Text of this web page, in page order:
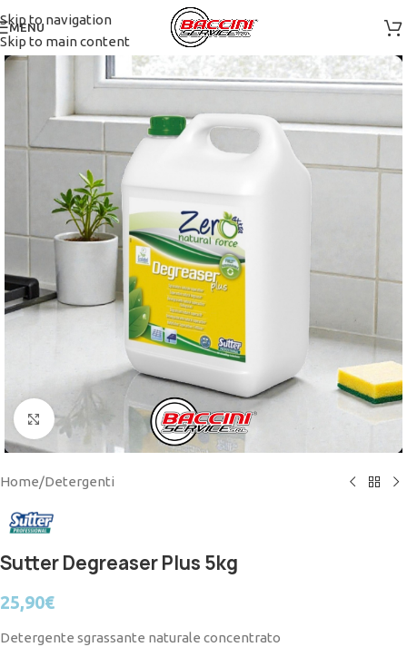
Skip to navigation
Skip to main content
MENU
Click to enlarge
Home/Detergenti
Sutter Degreaser Plus 5kg
25,90€
Detergente sgrassante naturale concentrato